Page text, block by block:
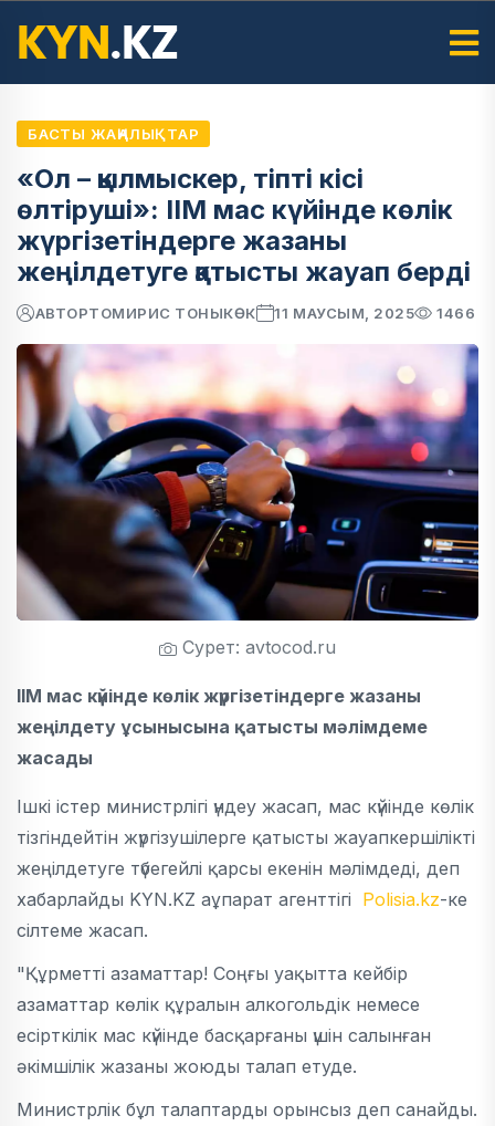
БАСТЫ ЖАҢАЛЫҚТАР
«Ол – қылмыскер, тіпті кісі
өлтіруші»: ІІМ мас күйінде көлік
жүргізетіндерге жазаны
жеңілдетуге қатысты жауап берді
АВТОРТОМИРИС ТОНЫКӨК 11 МАУСЫМ, 2025 1466
Сурет: avtocod.ru
ІІМ мас күйінде көлік жүргізетіндерге жазаны
жеңілдету ұсынысына қатысты мәлімдеме
жасады
Ішкі істер министрлігі үндеу жасап, мас күйінде көлік
тізгіндейтін жүргізушілерге қатысты жауапкершілікті
жеңілдетуге түбегейлі қарсы екенін мәлімдеді, деп
хабарлайды KYN.KZ аұпарат агенттігі Polisia.kz-ке
сілтеме жасап.
"Құрметті азаматтар! Соңғы уақытта кейбір
азаматтар көлік құралын алкогольдік немесе
есірткілік мас күйінде басқарғаны үшін салынған
әкімшілік жазаны жоюды талап етуде.
Министрлік бұл талаптарды орынсыз деп санайды.